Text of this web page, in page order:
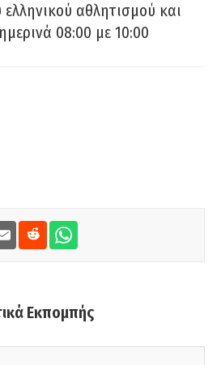
αθλητισμού και
08:00 με 10:00
Εκπομπής